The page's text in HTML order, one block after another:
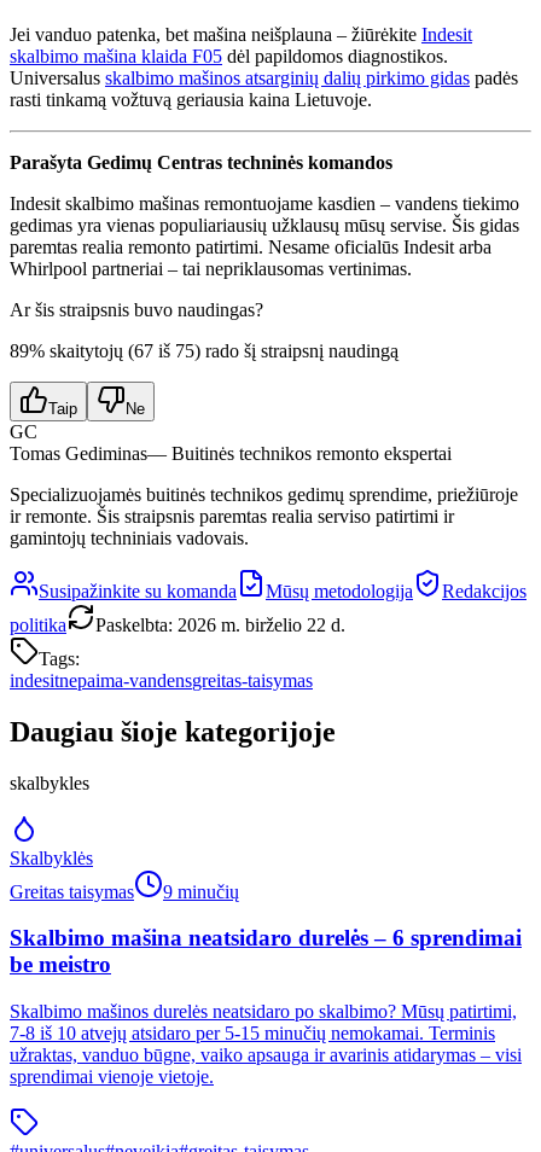
Jei vanduo patenka, bet mašina neišplauna – žiūrėkite Indesit
skalbimo mašina klaida F05 dėl papildomos diagnostikos.
Universalus skalbimo mašinos atsarginių dalių pirkimo gidas padės
rasti tinkamą vožtuvą geriausia kaina Lietuvoje.
Parašyta Gedimų Centras techninės komandos
Indesit skalbimo mašinas remontuojame kasdien – vandens tiekimo
gedimas yra vienas populiariausių užklausų mūsų servise. Šis gidas
paremtas realia remonto patirtimi. Nesame oficialūs Indesit arba
Whirlpool partneriai – tai nepriklausomas vertinimas.
Ar šis straipsnis buvo naudingas?
89% skaitytojų (67 iš 75) rado šį straipsnį naudingą
Taip Ne
GC
Tomas Gediminas— Buitinės technikos remonto ekspertai
Specializuojamės buitinės technikos gedimų sprendime, priežiūroje
ir remonte. Šis straipsnis paremtas realia serviso patirtimi ir
gamintojų techniniais vadovais.
Susipažinkite su komanda Mūsų metodologija
Redakcijos
politika
Paskelbta: 2026 m. birželio 22 d.
Tags:
indesitnepaima-vandensgreitas-taisymas
Daugiau šioje kategorijoje
skalbykles
Skalbyklės
Greitas taisymas
9 minučių
Skalbimo mašina neatsidaro durelės – 6 sprendimai
be meistro
Skalbimo mašinos durelės neatsidaro po skalbimo? Mūsų patirtimi,
7-8 iš 10 atvejų atsidaro per 5-15 minučių nemokamai. Terminis
užraktas, vanduo būgne, vaiko apsauga ir avarinis atidarymas – visi
sprendimai vienoje vietoje.